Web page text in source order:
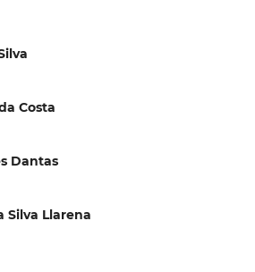
Costa
Dantas
Silva Llarena